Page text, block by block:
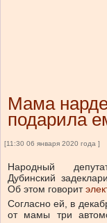
Мама
подарила
[11:30 06 января 2020 года ]
Народный
Дубинский
Об этом говорит
Согласно ей, в
от мамы три